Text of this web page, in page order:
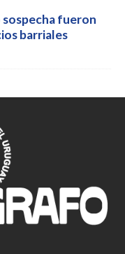
sospecha fueron
barriales